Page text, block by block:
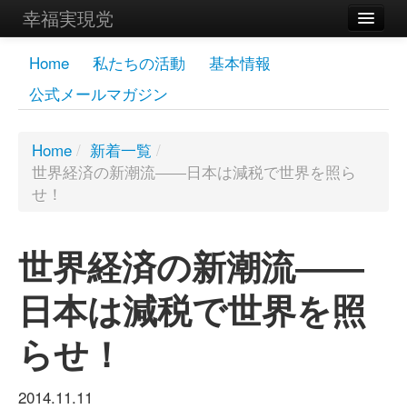
幸福実現党
メンバーズページ
党員
お問い合わせ
Home 私たちの活動
基本情報
公式メールマガジン
Home / 新着一覧 /
世界経済の新潮流――日本は減税で世界を照ら
せ！
世界経済の新潮流――
日本は減税で世界を照
らせ！
2014.11.11